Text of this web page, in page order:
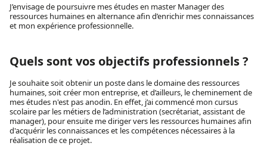
J’envisage de poursuivre mes études en master Manager des
ressources humaines en alternance afin d’enrichir mes connaissances
et mon expérience professionnelle.
Quels sont vos objectifs professionnels ?
Je souhaite soit obtenir un poste dans le domaine des ressources
humaines, soit créer mon entreprise, et d’ailleurs, le cheminement de
mes études n'est pas anodin. En effet, j’ai commencé mon cursus
scolaire par les métiers de l’administration (secrétariat, assistant de
manager), pour ensuite me diriger vers les ressources humaines afin
d'acquérir les connaissances et les compétences nécessaires à la
réalisation de ce projet.